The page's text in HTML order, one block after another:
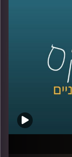
מאתגרת, למה
אישית,
באופן